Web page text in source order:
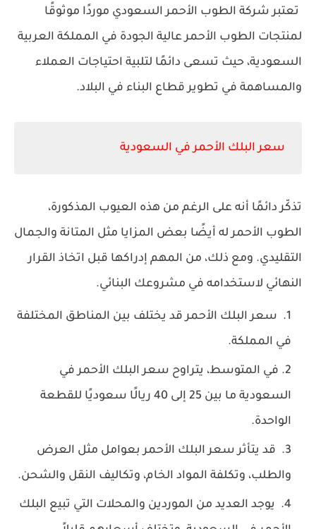
تعتبر شركة الطوب الأحمر السعودي موردًا موثوقًا
لمنتجات الطوب الأحمر عالية الجودة في المملكة العربية
السعودية، حيث تسعى دائمًا لتلبية احتياجات العملاء
والمساهمة في تطوير قطاع البناء في البلاد.
سعر البلك الأحمر في السعودية
تذكّر دائمًا أنه على الرغم من هذه العيوب المذكورة،
الطوب الأحمر له أيضًا بعض المزايا مثل المتانة والجمال
التقليدي. ومع ذلك، من المهم إدراكها قبل اتخاذ القرار
النهائي لاستخدامه في مشروعك البنائي.
سعر البلك الأحمر قد يختلف بين المناطق المختلفة
في المملكة.
في المتوسط، يتراوح سعر البلك الأحمر في
السعودية ما بين 25 إلى 40 ريالًا سعوديًا للقطعة
الواحدة.
قد يتأثر سعر البلك الأحمر بعوامل مثل العرض
والطلب، وتكلفة المواد الخام، وتكاليف النقل والشحن.
يوجد العديد من الموردين والمحلات التي تبيع البلك